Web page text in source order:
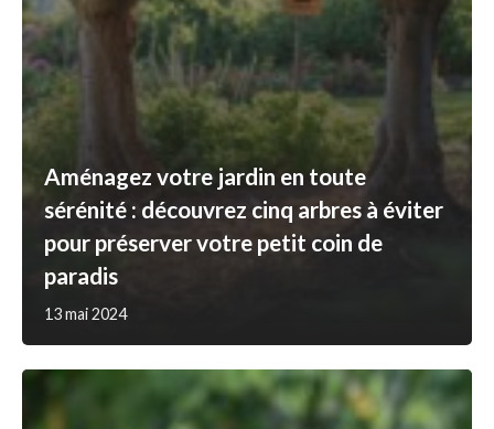
Aménagez votre jardin en toute
sérénité : découvrez cinq arbres à éviter
pour préserver votre petit coin de
paradis
13 mai 2024